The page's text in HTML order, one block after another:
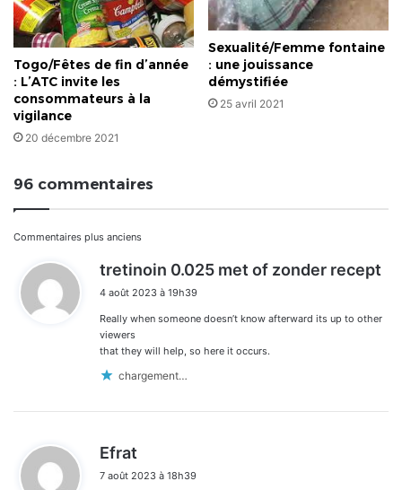
Togo/Fêtes de fin d’année
: L’ATC invite les
consommateurs à la
vigilance
20 décembre 2021
Sexualité/Femme fontaine
: une jouissance
démystifiée
25 avril 2021
96 commentaires
Navigation
dans
les
commentaires
Commentaires plus anciens
tretinoin 0.025 met of zonder recept
4 août 2023 à 19h39
Really when someone doesn’t know afterward its up to other
viewers
that they will help, so here it occurs.
chargement…
Efrat
t
7 août 2023 à 18h39